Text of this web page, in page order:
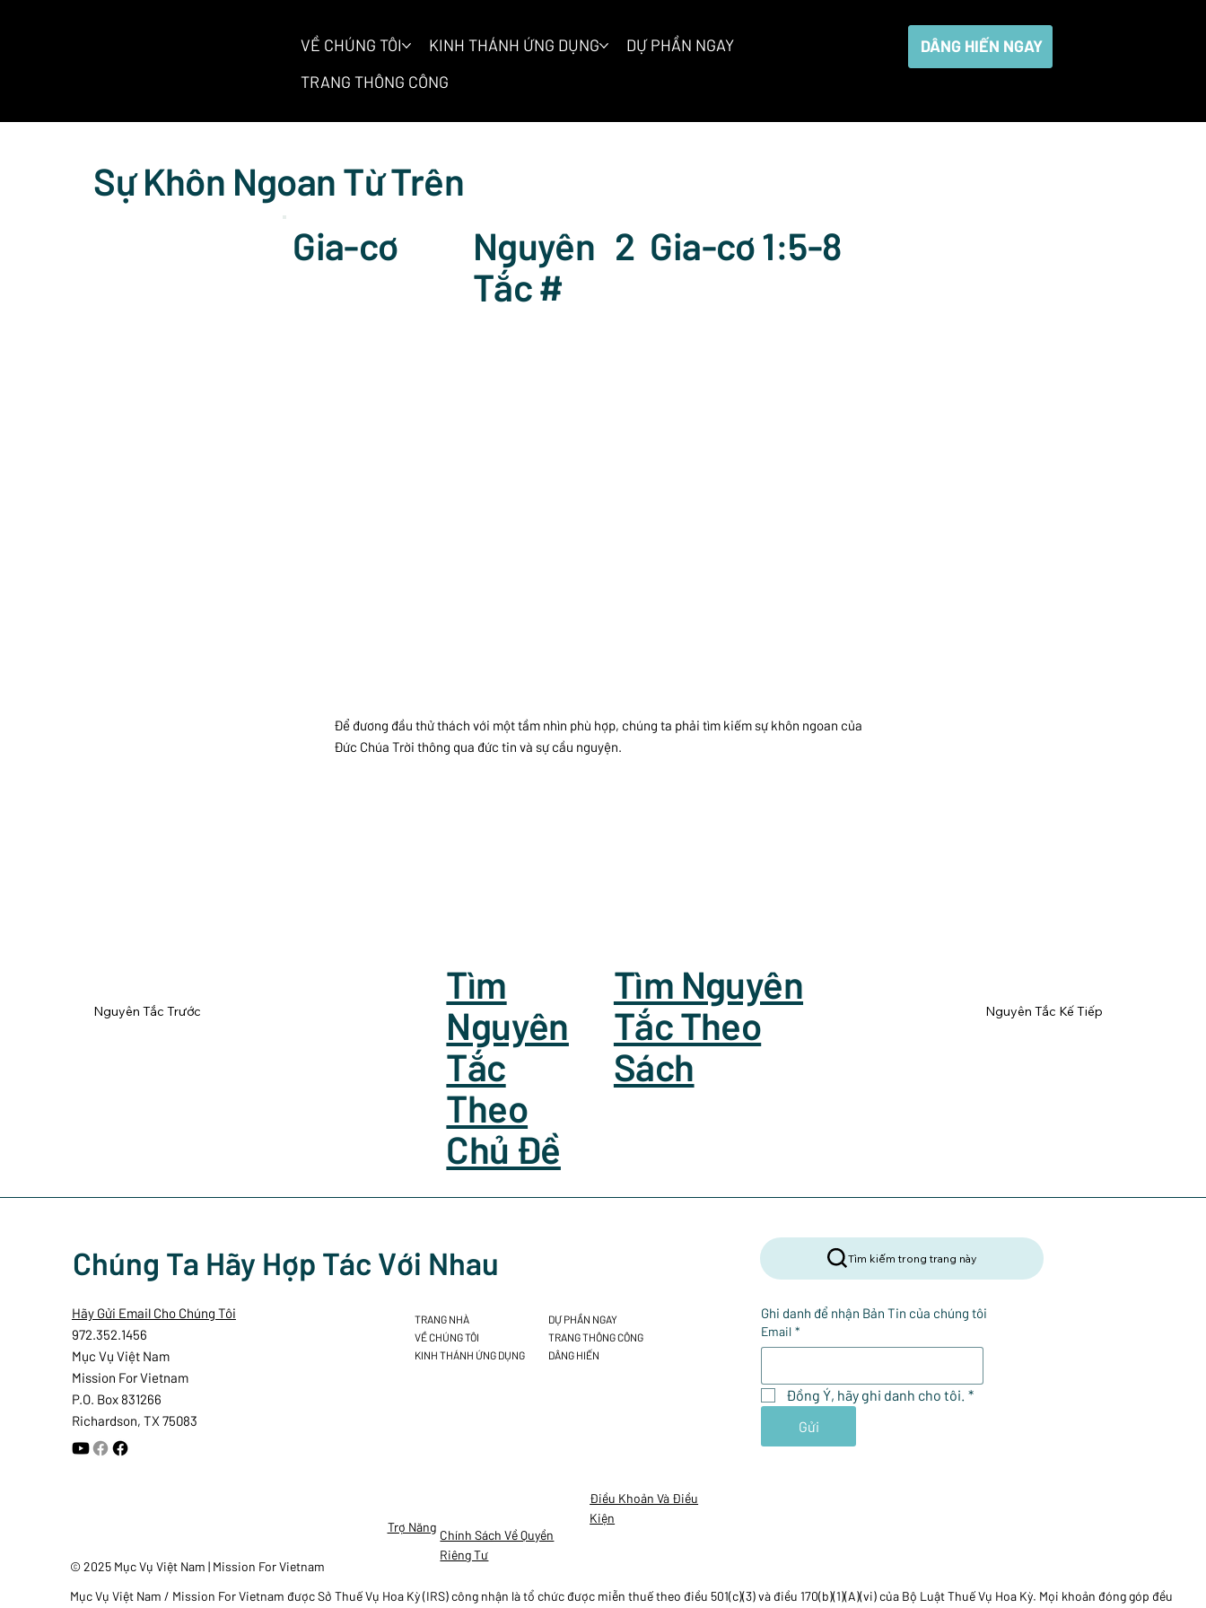
VỀ CHÚNG TÔI KINH THÁNH ỨNG DỤNG
DỰ PHẦN NGAY
TRANG THÔNG CÔNG
DÂNG HIẾN NGAY
Nguyên Tắc Trước
Tìm
Nguyên
Tắc
Theo
Chủ Đề
Tìm Nguyên
Tắc Theo
Sách
Nguyên Tắc Kế Tiếp
Sự Khôn Ngoan Từ Trên
Gia-cơ
Nguyên
Tắc #
2 Gia-cơ 1:5-8
Để đương đầu thử thách với một tầm nhìn phù hợp, chúng ta phải tìm kiếm sự khôn ngoan của
Đức Chúa Trời thông qua đức tin và sự cầu nguyện.
Chúng Ta Hãy Hợp Tác Với Nhau
Điều Khoản Và Điều
Kiện
Trợ Năng
Chính Sách Về Quyền
Riêng Tư
© 2025 Mục Vụ Việt Nam | Mission For Vietnam
Mục Vụ Việt Nam / Mission For Vietnam được Sở Thuế Vụ Hoa Kỳ (IRS) công nhận là tổ chức được miễn thuế theo điều 501(c)(3) và điều 170(b)(1)(A)(vi) của Bộ Luật Thuế Vụ Hoa Kỳ. Mọi khoản đóng góp đều
Tìm kiếm trong trang này
Ghi danh để nhận Bản Tin của chúng tôi
Email *
Đồng Ý, hãy ghi danh cho tôi. *
Gửi
Hãy Gửi Email Cho Chúng Tôi
972.352.1456
Mục Vụ Việt Nam
Mission For Vietnam
P.O. Box 831266
Richardson, TX 75083
TRANG NHÀ
VỀ CHÚNG TÔI
KINH THÁNH ỨNG DỤNG
DỰ PHẦN NGAY
TRANG THÔNG CÔNG
DÂNG HIẾN